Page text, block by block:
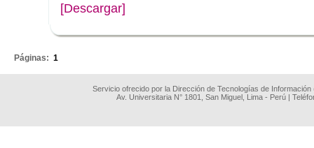
[Descargar]
Páginas: 1
Servicio ofrecido por la Dirección de Tecnologías de
Av. Universitaria N° 1801, San Miguel, Lima - Perú |